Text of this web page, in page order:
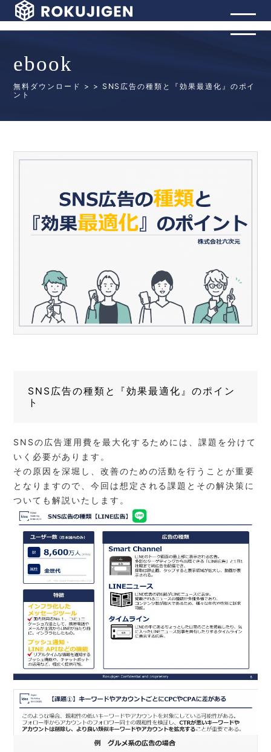
ebook
無料ダウンロード > > SNS広告の種類と『効果最適化』のポイ
ント
SNS広告の種類と『効果最適化』のポイン
ト
SNSの広告運用費を最大化するためには、課題を分けて
いく必要があります。
その原因を深堀し、改善のための活動を行うことが重要
となりますので、今回は想定される課題とその解決策に
ついても解説いたします。